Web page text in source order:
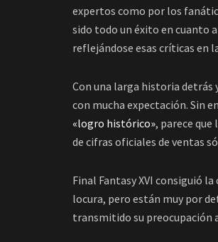
expertos como por los
sido todo un éxito en cuanto
reflejándose esas críticas en
Con una larga historia detrás
con mucha expectación. Sin
«logro histórico», parece
de cifras oficiales de ventas
Final Fantasy XVI consiguió
locura, pero están muy por
transmitido su preocupación